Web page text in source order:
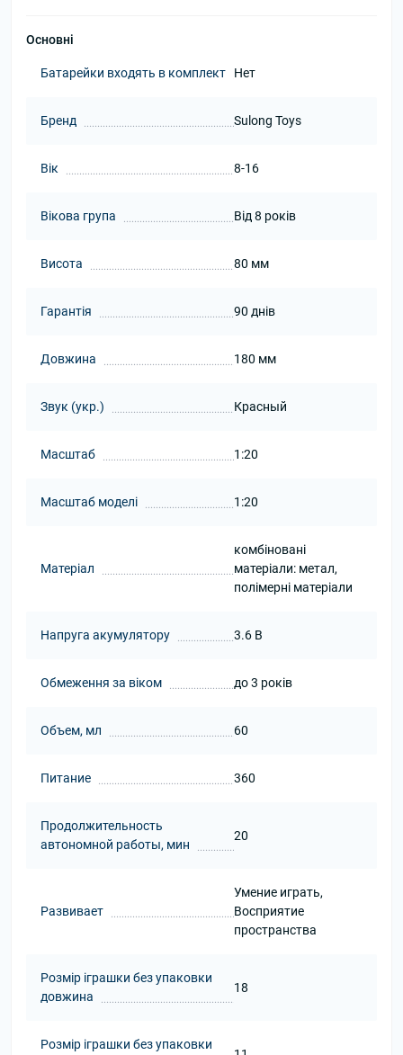
Основні
Батарейки входять в комплект Нет
Бренд Sulong Toys
Вік 8-16
Вікова група Від 8 років
Висота 80 мм
Гарантія 90 днів
Довжина 180 мм
Звук (укр.) Красный
Масштаб 1:20
Масштаб моделі 1:20
Матеріал
комбіновані
матеріали: метал,
полімерні матеріали
Напруга акумулятору 3.6 В
Обмеження за віком до 3 років
Объем, мл 60
Питание 360
Продолжительность
автономной работы, мин
20
Развивает
Умение играть,
Восприятие
пространства
Розмір іграшки без упаковки
довжина
18
Розмір іграшки без упаковки